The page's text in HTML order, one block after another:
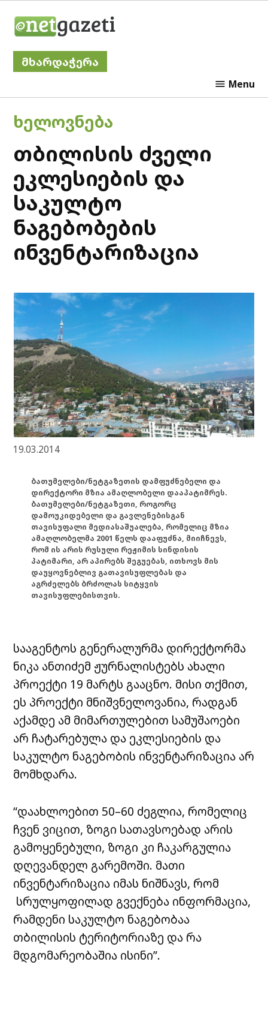
მხარდაჭერა
Menu
POSTED
ᲮᲔᲚᲝᲕᲜᲔᲑᲐ
თბილისის ძველი
ეკლესიების და
საკულტო
ნაგებობების
ინვენტარიზაცია
19.03.2014
ბათუმელები/ნეტგაზეთის დამფუძნებელი და
დირექტორი მზია ამაღლობელი დააპატიმრეს.
ბათუმელები/ნეტგაზეთი, როგორც
დამოუკიდებელი და გავლენებისგან
თავისუფალი მედიასაშუალება, რომელიც მზია
ამაღლობელმა 2001 წელს დააფუძნა, მიიჩნევს,
რომ ის არის რუსული რეჟიმის სინდისის
პატიმარი, არ აპირებს შეგუებას, ითხოვს მის
დაუყოვნებლივ გათავისუფლებას და
აგრძელებს ბრძოლას სიტყვის
თავისუფლებისთვის.
სააგენტოს გენერალურმა დირექტორმა
ნიკა ანთიძემ ჟურნალისტებს ახალი
პროექტი 19 მარტს გააცნო. მისი თქმით,
ეს პროექტი მნიშვნელოვანია, რადგან
აქამდე ამ მიმართულებით სამუშაოები
არ ჩატარებულა და ეკლესიების და
საკულტო ნაგებობის ინვენტარიზაცია არ
მომხდარა.
“დაახლოებით 50–60 ძეგლია, რომელიც
ჩვენ ვიცით, ზოგი სათავსოებად არის
გამოყენებული, ზოგი კი ჩაკარგულია
დღევანდელ გარემოში. მათი
ინვენტარიზაცია იმას ნიშნავს, რომ
სრულყოფილად გვექნება ინფორმაცია,
რამდენი საკულტო ნაგებობაა
თბილისის ტერიტორიაზე და რა
მდგომარეობაშია ისინი”.